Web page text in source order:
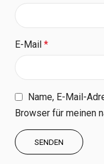
E-Mail *
Name, E-Mail-
Browser für meinen